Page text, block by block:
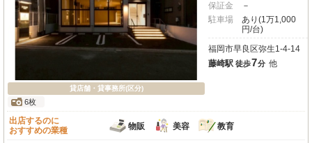
貸店舗・貸事務所(区分)
6枚
保証金
－
駐車場
あり(1万1,000
円/台)
福岡市早良区弥生1-4-14
藤崎駅 徒歩7分 他
出店するのに
おすすめの業種
物販 美容 教育